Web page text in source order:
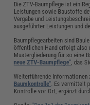
Die ZTV-Baumpflege ist ein
Leistungen sowie Baustoffe
Vergabe und
ausgeführter Leistungen und
Baumpflegearbeiten sind
öffentlichen Hand erfolgt also
Mustergliederung für so eine
neue ZTV-Baumpflege", das
Weiterführende
Baumkontrolle". Es vermittelt
Kontrolle vor Ort, ergänzt